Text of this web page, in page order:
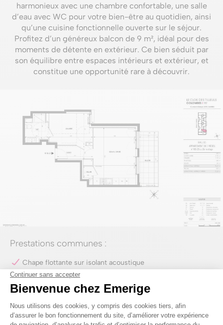
harmonieux avec une chambre confortable, une salle
d’eau avec WC pour votre bien-être au quotidien, ainsi
qu’une cuisine fonctionnelle ouverte sur le séjour.
Profitez d’un généreux balcon de 9 m², idéal pour des
moments de détente en extérieur. Ce bien séduit par
son équilibre entre espaces intérieurs et extérieur, et
constitue une opportunité rare à découvrir.
Prestations communes :
Chape flottante sur isolant acoustique
Menuiseries extérieures en PVC plaxé, volets roulants en
aluminium
Revêtement stratifié dans les pièces sèches, grès cérame
dans les pièces humides